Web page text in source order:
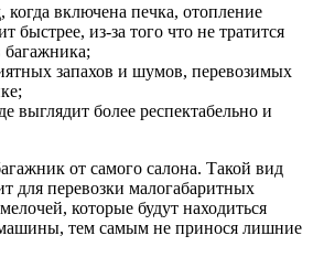
включена печка, отопление
быстрее, из-за того что не тратится
багажника;
запахов и шумов, перевозимых
выглядит более респектабельно и
от самого салона. Такой вид
для перевозки малогабаритных
которые будут находиться
машины, тем самым не принося лишние